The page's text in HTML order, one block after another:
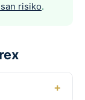
risiko.
+